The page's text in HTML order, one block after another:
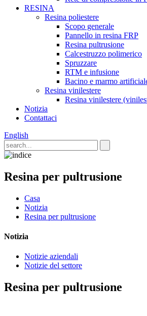
RESINA
Resina poliestere
Scopo generale
Pannello in resina FRP
Resina pultrusione
Calcestruzzo polimerico
Spruzzare
RTM e infusione
Bacino e marmo
Resina vinilestere
Resina vinilestere
Notizia
Contattaci
English
Resina per pultrusione
Casa
Notizia
Resina per pultrusione
Notizia
Notizie aziendali
Notizie del settore
Resina per pultrusione